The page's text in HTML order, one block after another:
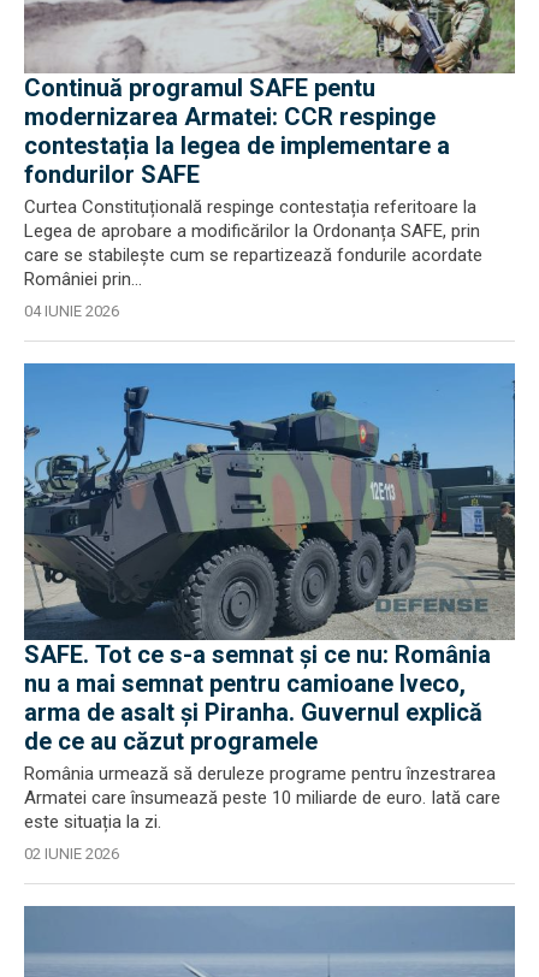
Continuă programul SAFE pentu
modernizarea Armatei: CCR respinge
contestația la legea de implementare a
fondurilor SAFE
Curtea Constituțională respinge contestația referitoare la
Legea de aprobare a modificărilor la Ordonanța SAFE, prin
care se stabilește cum se repartizează fondurile acordate
României prin...
04 IUNIE 2026
SAFE. Tot ce s-a semnat și ce nu: România
nu a mai semnat pentru camioane Iveco,
arma de asalt și Piranha. Guvernul explică
de ce au căzut programele
România urmează să deruleze programe pentru înzestrarea
Armatei care însumează peste 10 miliarde de euro. Iată care
este situația la zi.
02 IUNIE 2026